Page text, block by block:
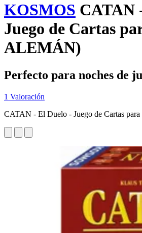
KOSMOS CATAN
Juego de Cartas
ALEMÁN)
Perfecto para noches de
1 Valoración
CATAN - El Duelo - Juego de Cartas